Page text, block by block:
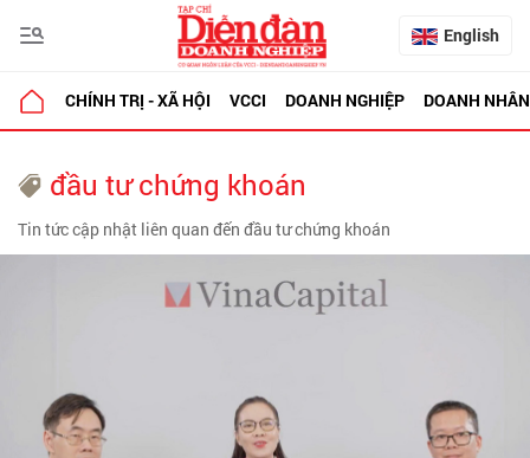
English
CHÍNH TRỊ - XÃ HỘI VCCI DOANH NGHIỆP DOANH NHÂN
đầu tư chứng khoán
Tin tức cập nhật liên quan đến đầu tư chứng khoán